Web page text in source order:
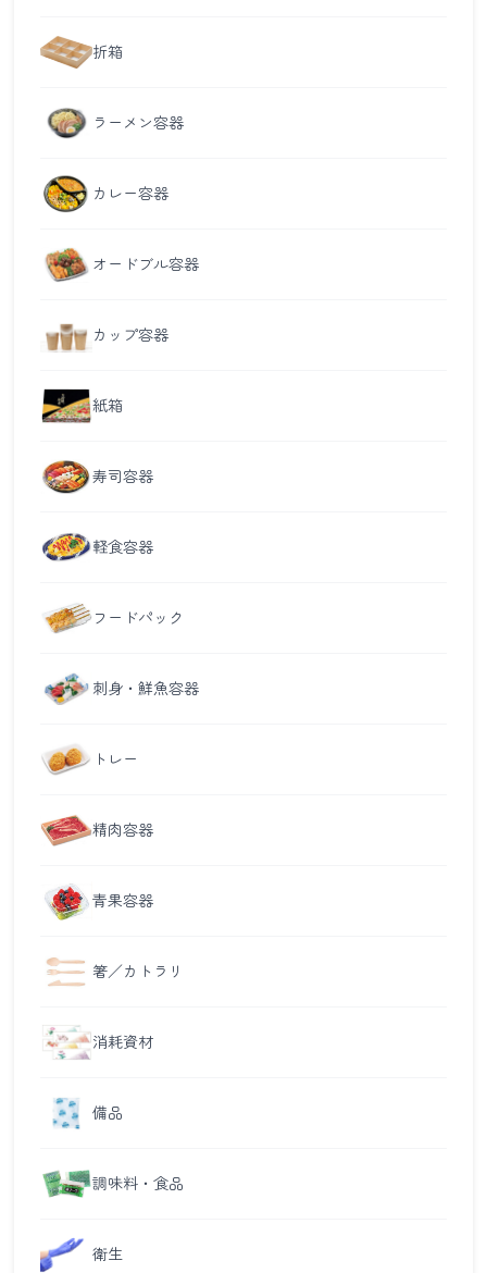
折箱
ラーメン容器
カレー容器
オードブル容器
カップ容器
紙箱
寿司容器
軽食容器
フードパック
刺身・鮮魚容器
トレー
精肉容器
青果容器
箸／カトラリ
消耗資材
備品
調味料・食品
衛生